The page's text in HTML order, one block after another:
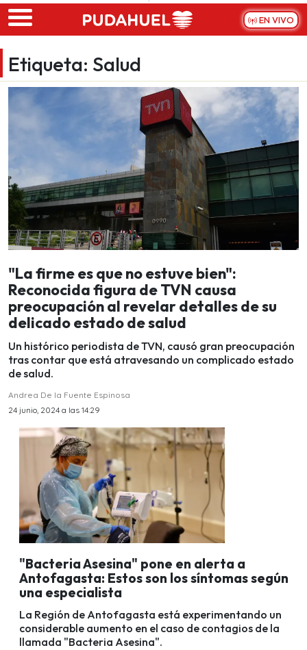
Skip to main content
EN VIVO
Etiqueta: Salud
"La firme es que no estuve bien":
Reconocida figura de TVN causa
preocupación al revelar detalles de su
delicado estado de salud
Un histórico periodista de TVN, causó gran preocupación
tras contar que está atravesando un complicado estado
de salud.
Andrea De la Fuente Espinosa
24 junio, 2024 a las 14:29
"Bacteria Asesina" pone en alerta a
Antofagasta: Estos son los síntomas según
una especialista
La Región de Antofagasta está experimentando un
considerable aumento en el caso de contagios de la
llamada "Bacteria Asesina".